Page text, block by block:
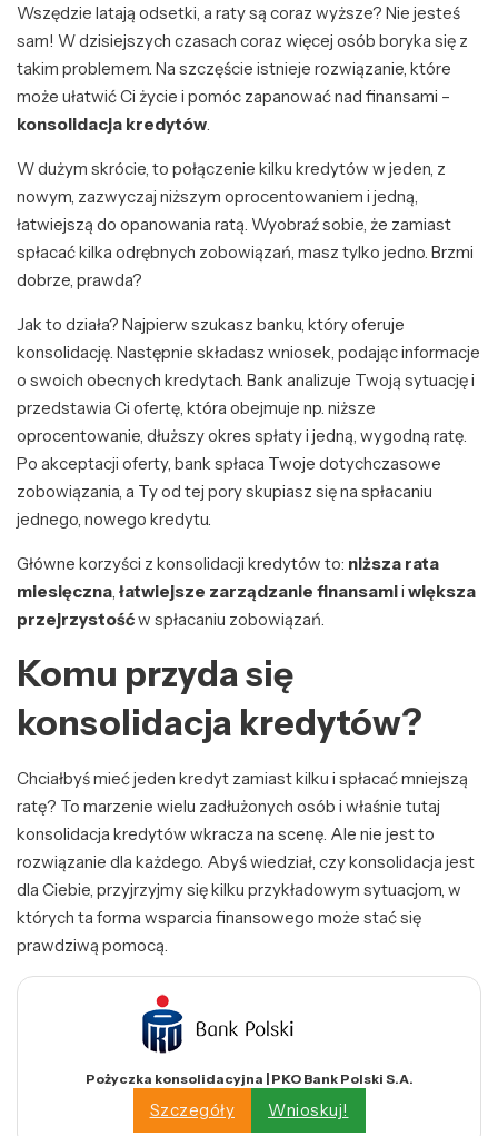
Wszędzie latają odsetki, a raty są coraz wyższe? Nie jesteś
sam! W dzisiejszych czasach coraz więcej osób boryka się z
takim problemem. Na szczęście istnieje rozwiązanie, które
może ułatwić Ci życie i pomóc zapanować nad finansami –
konsolidacja kredytów.
W dużym skrócie, to połączenie kilku kredytów w jeden, z
nowym, zazwyczaj niższym oprocentowaniem i jedną,
łatwiejszą do opanowania ratą. Wyobraź sobie, że zamiast
spłacać kilka odrębnych zobowiązań, masz tylko jedno. Brzmi
dobrze, prawda?
Jak to działa? Najpierw szukasz banku, który oferuje
konsolidację. Następnie składasz wniosek, podając informacje
o swoich obecnych kredytach. Bank analizuje Twoją sytuację i
przedstawia Ci ofertę, która obejmuje np. niższe
oprocentowanie, dłuższy okres spłaty i jedną, wygodną ratę.
Po akceptacji oferty, bank spłaca Twoje dotychczasowe
zobowiązania, a Ty od tej pory skupiasz się na spłacaniu
jednego, nowego kredytu.
Główne korzyści z konsolidacji kredytów to: niższa rata
miesięczna, łatwiejsze zarządzanie finansamii większa
przejrzystośćw spłacaniu zobowiązań.
Komu przyda się
konsolidacja kredytów?
Chciałbyś mieć jeden kredyt zamiast kilku i spłacać mniejszą
ratę? To marzenie wielu zadłużonych osób i właśnie tutaj
konsolidacja kredytów wkracza na scenę. Ale nie jest to
rozwiązanie dla każdego. Abyś wiedział, czy konsolidacja jest
dla Ciebie, przyjrzyjmy się kilku przykładowym sytuacjom, w
których ta forma wsparcia finansowego może stać się
prawdziwą pomocą.
Pożyczka konsolidacyjna | PKO Bank Polski S.A.
Szczegóły Wnioskuj!